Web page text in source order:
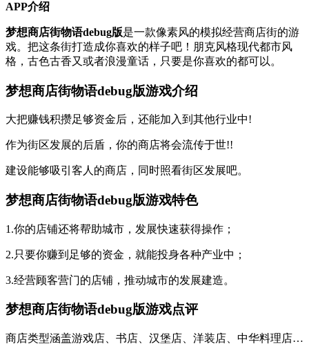
APP介绍
梦想商店街物语debug版是一款像素风的模拟经营商店街的游
戏。把这条街打造成你喜欢的样子吧！朋克风格现代都市风
格，古色古香又或者浪漫童话，只要是你喜欢的都可以。
梦想商店街物语debug版游戏介绍
大把赚钱积攒足够资金后，还能加入到其他行业中!
作为街区发展的后盾，你的商店将会流传于世!!
建设能够吸引客人的商店，同时照看街区发展吧。
梦想商店街物语debug版游戏特色
1.你的店铺还将帮助城市，发展快速获得操作；
2.只要你赚到足够的资金，就能投身各种产业中；
3.经营顾客营门的店铺，推动城市的发展建造。
梦想商店街物语debug版游戏点评
商店类型涵盖游戏店、书店、汉堡店、洋装店、中华料理店…